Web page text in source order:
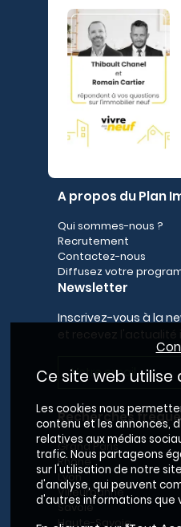
A propos du Plan
Qui sommes-nous ?
Recrutement
Contactez-nous
Diffusez votre
Newsletter
Inscrivez-vous à la
Recherches
Grand Paris
Rhône
Lyon
Villeurbanne
Savoie
Haute-Savoie
Ce site web utilise
Les cookies nous
contenu et les annonces,
relatives aux médias
trafic. Nous partageons
sur l'utilisation de notre
d'analyse, qui peuvent
d'autres informations que